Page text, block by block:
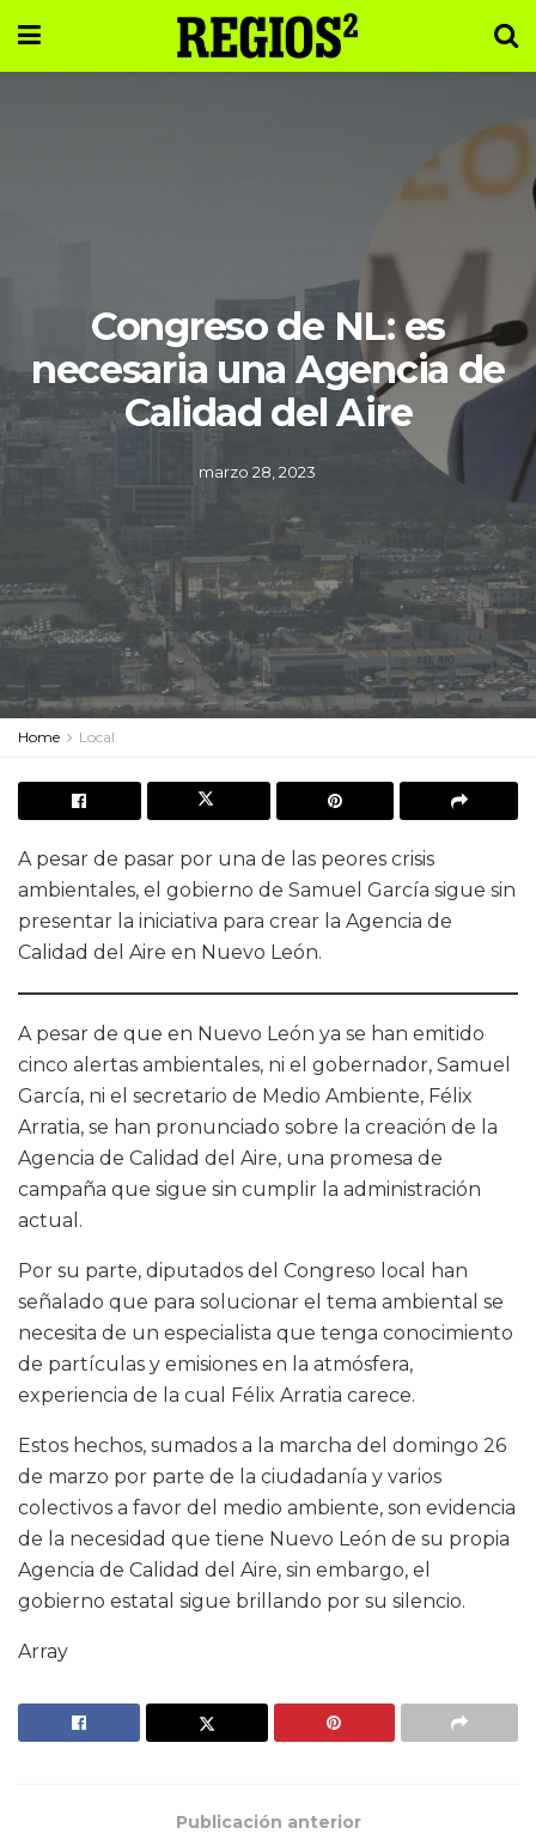
Congreso de NL: es
necesaria una Agencia de
Calidad del Aire
marzo 28, 2023
Home Local
A pesar de pasar por una de las peores crisis
ambientales, el gobierno de Samuel García sigue sin
presentar la iniciativa para crear la Agencia de
Calidad del Aire en Nuevo León.
A pesar de que en Nuevo León ya se han emitido
cinco alertas ambientales, ni el gobernador, Samuel
García, ni el secretario de Medio Ambiente, Félix
Arratia, se han pronunciado sobre la creación de la
Agencia de Calidad del Aire, una promesa de
campaña que sigue sin cumplir la administración
actual.
Por su parte, diputados del Congreso local han
señalado que para solucionar el tema ambiental se
necesita de un especialista que tenga conocimiento
de partículas y emisiones en la atmósfera,
experiencia de la cual Félix Arratia carece.
Estos hechos, sumados a la marcha del domingo 26
de marzo por parte de la ciudadanía y varios
colectivos a favor del medio ambiente, son evidencia
de la necesidad que tiene Nuevo León de su propia
Agencia de Calidad del Aire, sin embargo, el
gobierno estatal sigue brillando por su silencio.
Array
Publicación anterior